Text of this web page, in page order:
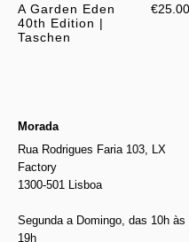
A Garden Eden
40th Edition |
Taschen
€25.00
Morada
Rua Rodrigues Faria 103, LX
Factory
1300-501 Lisboa
Segunda a Domingo, das 10h às
19h